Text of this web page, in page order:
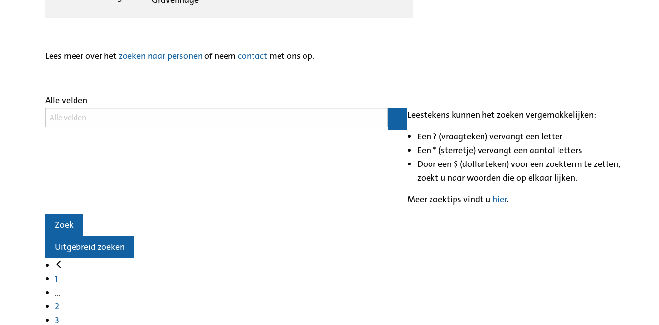
Lees meer over het zoeken naar personen of neem contact met ons op.
Alle velden
Leestekens kunnen het zoeken vergemakkelijken:
Een ? (vraagteken) vervangt een letter
Een * (sterretje) vervangt een aantal letters
Door een $ (dollarteken) voor een zoekterm te zetten,
zoekt u naar woorden die op elkaar lijken.
Meer zoektips vindt u hier.
Zoek
Uitgebreid zoeken
1
...
2
3